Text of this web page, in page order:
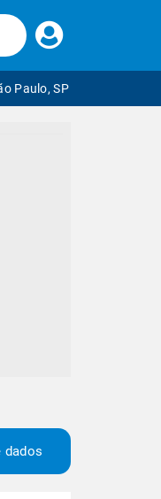
Faça
seu
Paulo, SP
dados